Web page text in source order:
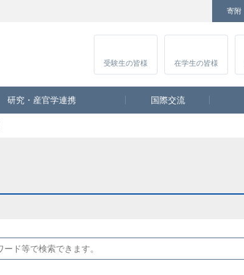
寄附
Instagram
受験生の皆様 在学生の皆様
研究・産官学連携 国際交流